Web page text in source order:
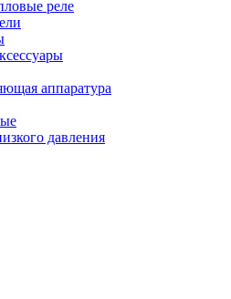
реле
аппаратура
давления